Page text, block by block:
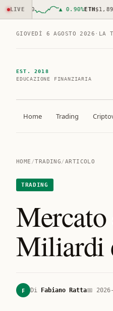
LIVE ▲ 0.90% ETH
GIOVEDÌ 6 AGOSTO 2026 · LA
EST. 2018
EDUCAZIONE FINANZIARIA
Home Trading
HOME /TRADING/ARTICOLO
TRADING
Miliardi
F Di Fabiano Ratta📅